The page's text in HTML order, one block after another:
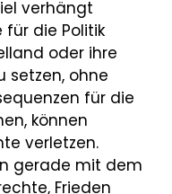
verhängt
die Politik
oder ihre
setzen, ohne
für die
können
verletzen.
gerade mit dem
Frieden